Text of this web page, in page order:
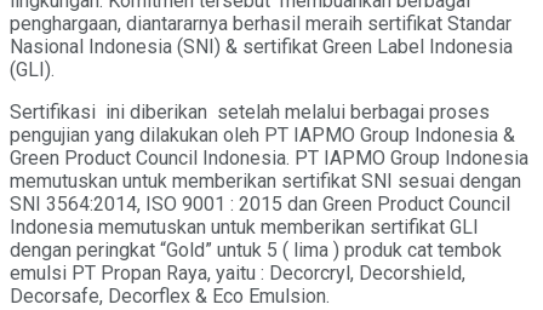
penghargaan, diantararnya berhasil meraih sertifikat Standar
Nasional Indonesia (SNI) & sertifikat Green Label Indonesia
(GLI).
Sertifikasi ini diberikan setelah melalui berbagai proses
pengujian yang dilakukan oleh PT IAPMO Group Indonesia &
Green Product Council Indonesia. PT IAPMO Group Indonesia
memutuskan untuk memberikan sertifikat SNI sesuai dengan
SNI 3564:2014, ISO 9001 : 2015 dan Green Product Council
Indonesia memutuskan untuk memberikan sertifikat GLI
dengan peringkat “Gold” untuk 5 ( lima ) produk cat tembok
emulsi PT Propan Raya, yaitu : Decorcryl, Decorshield,
Decorsafe, Decorflex & Eco Emulsion.